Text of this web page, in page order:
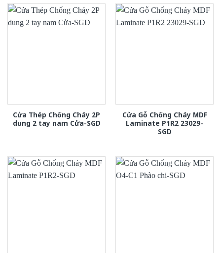
Cửa Thép Chống Cháy 2P
dung 2 tay nam Cửa-SGD
Cửa Gỗ Chống Cháy MDF
Laminate P1R2 23029-
SGD